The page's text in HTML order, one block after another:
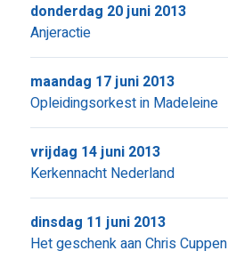
Anjeractie
donderdag 20 juni 2013
Opleidingsorkest in Madeleine
maandag 17 juni 2013
Kerkennacht Nederland
vrijdag 14 juni 2013
Het geschenk aan Chris Cuppen
dinsdag 11 juni 2013